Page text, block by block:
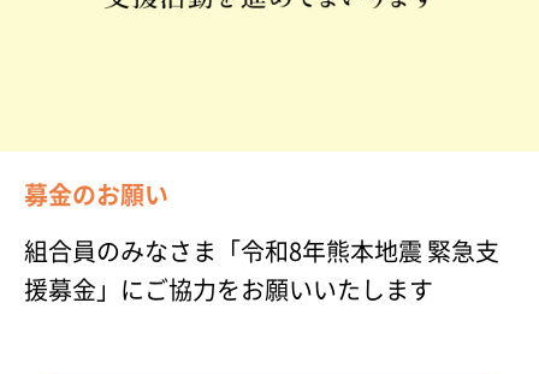
募金のお願い
組合員のみなさま「令和8年熊本地震 緊急支
援募金」にご協力をお願いいたします